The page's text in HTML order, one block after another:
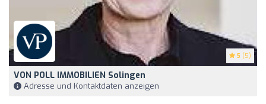
5 (5)
VON POLL IMMOBILIEN Solingen
Adresse und Kontaktdaten anzeigen